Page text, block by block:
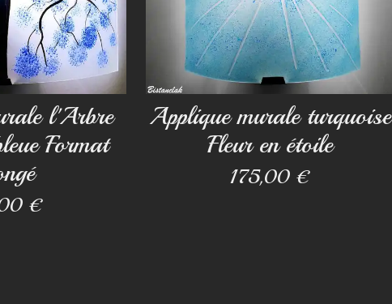
l'Arbre
Format
€
Applique murale turquoise
Fleur en étoile
175,00 €